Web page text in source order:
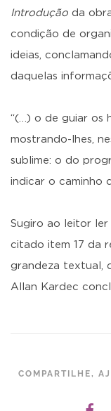
Introdução da
condição de
ideias,
daquelas
“(…) o de guiar os
mostrando-lhes,
sublime: o do
indicar o caminho
Sugiro ao leitor
citado item 17 da
grandeza textual,
Allan Kardec
COMPARTILHE,